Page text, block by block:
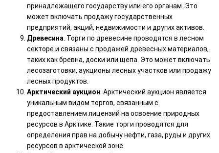
принадлежащего государству или его органам. Это
может включать продажу государственных
предприятий, акций, недвижимости и других активов.
Древесина. Торги по древесине проводятся в лесном
секторе и связаны с продажей древесных материалов,
таких как бревна, доски или щепа. Это может включать
лесозаготовки, аукционы лесных участков или продажу
лесных продуктов.
Арктический аукцион. Арктический аукцион является
уникальным видом торгов, связанным с
предоставлением лицензий на освоение природных
ресурсов в Арктике. Такие торги проводятся для
определения прав на добычу нефти, газа, руды и других
ресурсов в арктической зоне.